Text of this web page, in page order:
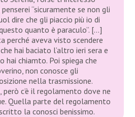
“sicuramente se non gli
dire che gli piaccio più io di
quanto è paraculo”. […]
perché aveva visto scendere
hai baciato l’altro ieri sera e
hai chiamto. Poi spiega che
non conosce gli
nella trasmissione.
c’è il regolamento dove ne
Quella parte del regolamento
la conosci benissimo.